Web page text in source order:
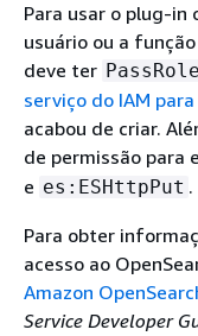
Para usar o plug-in
usuário ou a
deve ter PassRole
serviço do IAM
acabou de criar.
de permissão para
e es:ESHttpPut .
Para obter
acesso ao
Amazon
Service Developer